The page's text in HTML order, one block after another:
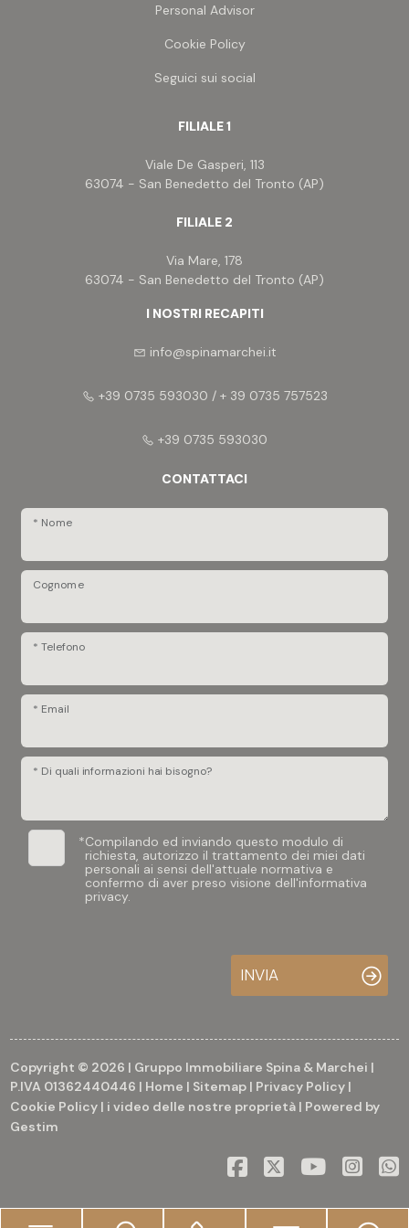
Personal Advisor
Cookie Policy
Seguici sui social
FILIALE 1
Viale De Gasperi, 113
63074 - San Benedetto del Tronto (AP)
FILIALE 2
Via Mare, 178
63074 - San Benedetto del Tronto (AP)
I NOSTRI RECAPITI
info@spinamarchei.it
+39 0735 593030 / + 39 0735 757523
+39 0735 593030
CONTATTACI
* Nome
Cognome
* Telefono
* Email
* Di quali informazioni hai bisogno?
*Compilando ed inviando questo modulo di
richiesta, autorizzo il trattamento dei miei dati
personali ai sensi dell'attuale normativa e
confermo di aver preso visione dell'informativa
privacy.
INVIA
Copyright © 2026 | Gruppo Immobiliare Spina & Marchei |
P.IVA 01362440446 | Home | Sitemap | Privacy Policy |
Cookie Policy | i video delle nostre proprietà | Powered by
Gestim